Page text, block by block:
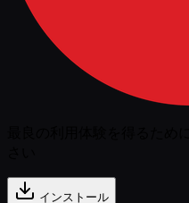
インストール